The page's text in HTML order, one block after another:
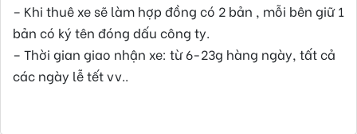
– Khi thuê xe sẽ làm hợp đồng có 2 bản , mỗi bên giữ 1
bản có ký tên đóng dấu công ty.
– Thời gian giao nhận xe: từ 6-23g hàng ngày, tất cả
các ngày lễ tết vv..